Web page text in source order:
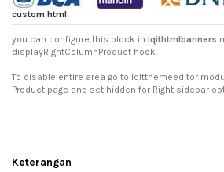
custom html
you can configure this block in iqithtmlbanners
displayRightColumnProduct hook.
To disable entire area go to iqitthemeeditor
Product page and set hidden for Right sidebar
Keterangan